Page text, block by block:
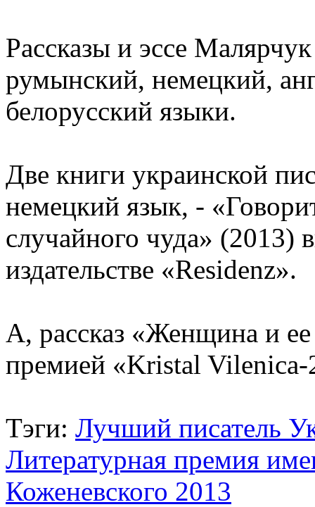
Рассказы и эссе
румынский, немецкий,
белорусский языки.
Две книги украинской
немецкий язык, -
случайного чуда» (2013)
издательстве «Residenz».
А, рассказ «Женщина и
премией «Kristal Vilenica-
Тэги: Лучший писатель
Литературная премия
Коженевского 2013